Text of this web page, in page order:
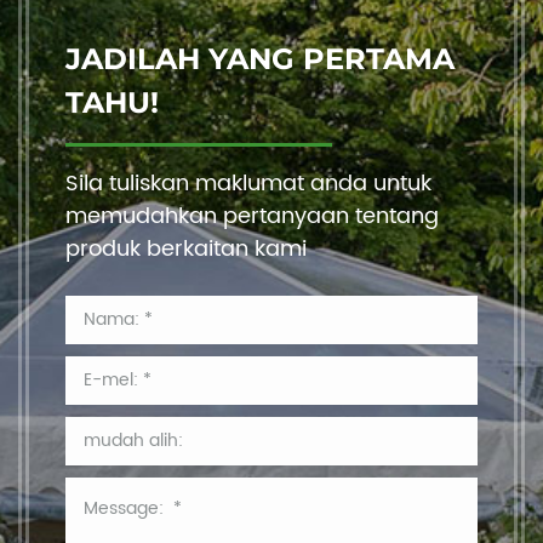
JADILAH YANG PERTAMA
TAHU!
Sila tuliskan maklumat anda untuk
memudahkan pertanyaan tentang
produk berkaitan kami